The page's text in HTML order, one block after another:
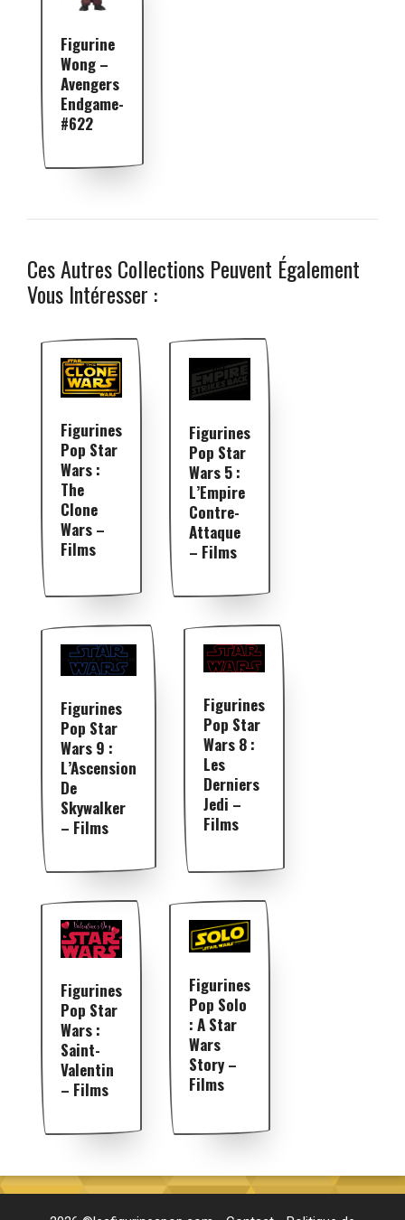
Figurine
Wong –
Avengers
Endgame-
#622
Ces Autres Collections Peuvent Également
Vous Intéresser :
Figurines
Pop Star
Wars :
The
Clone
Wars –
Films
Figurines
Pop Star
Wars 5 :
L’Empire
Contre-
Attaque
– Films
Figurines
Pop Star
Wars 9 :
L’Ascension
De
Skywalker
– Films
Figurines
Pop Star
Wars 8 :
Les
Derniers
Jedi –
Films
Figurines
Pop Star
Wars :
Saint-
Valentin
– Films
Figurines
Pop Solo
: A Star
Wars
Story –
Films